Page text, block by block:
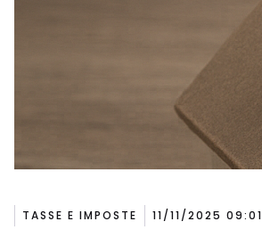
TASSE E IMPOSTE 11/11/2025 09:01